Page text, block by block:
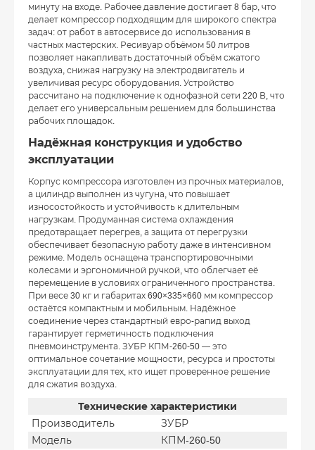
минуту на входе. Рабочее давление достигает 8 бар, что
делает компрессор подходящим для широкого спектра
задач: от работ в автосервисе до использования в
частных мастерских. Ресивуар объёмом 50 литров
позволяет накапливать достаточный объём сжатого
воздуха, снижая нагрузку на электродвигатель и
увеличивая ресурс оборудования. Устройство
рассчитано на подключение к однофазной сети 220 В, что
делает его универсальным решением для большинства
рабочих площадок.
Надёжная конструкция и удобство
эксплуатации
Корпус компрессора изготовлен из прочных материалов,
а цилиндр выполнен из чугуна, что повышает
износостойкость и устойчивость к длительным
нагрузкам. Продуманная система охлаждения
предотвращает перегрев, а защита от перегрузки
обеспечивает безопасную работу даже в интенсивном
режиме. Модель оснащена транспортировочными
колесами и эргономичной ручкой, что облегчает её
перемещение в условиях ограниченного пространства.
При весе 30 кг и габаритах 690×335×660 мм компрессор
остаётся компактным и мобильным. Надёжное
соединение через стандартный евро-рапид выход
гарантирует герметичность подключения
пневмоинструмента. ЗУБР КПМ-260-50 — это
оптимальное сочетание мощности, ресурса и простоты
эксплуатации для тех, кто ищет проверенное решение
для сжатия воздуха.
Технические характеристики
Производитель
ЗУБР
Модель
КПМ-260-50